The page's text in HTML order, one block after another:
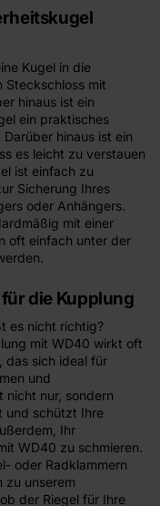
Kugel in die
Steckschloss mit
hinaus ist ein
ein praktisches
hinaus ist ein
es leicht zu verstauen
ist einfach zu
Sicherung Ihres
oder Anhängers.
mit einer
oft einfach unter der
die Kupplung
es nicht richtig?
mit WD40 wirkt oft
das sich ideal für
und
nicht nur, sondern
und schützt Ihre
Ihr
WD40 zu schmieren.
oder Radklammern
zu unserem
der Riegel für Ihre